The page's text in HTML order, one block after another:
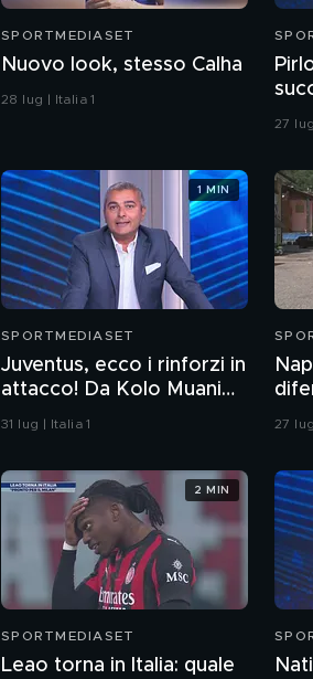
SPORTMEDIASET
Nuovo look, stesso Calha
28 lug | Italia 1
27
SPORTMEDIASET
Juventus, ecco i rinforzi in
attacco! Da Kolo Muani
ad Alajbegovic e un nome
31 lug | Italia 1
1 MIN
27
SPORTMEDIASET
Leao torna in Italia: quale
2 MIN